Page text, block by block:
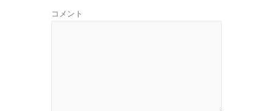
コメント